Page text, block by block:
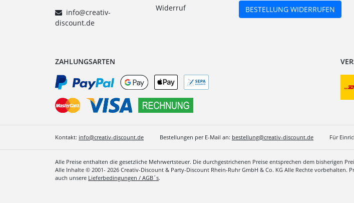
info@creativ-
discount.de
Widerruf
BESTELLUNG WIDERRUFEN
ZAHLUNGSARTEN
Kontakt: info@creativ-discount.de Bestellungen per E-Mail an: bestellung@creativ-discount.de Für
Alle Preise enthalten die gesetzliche Mehrwertsteuer. Die durchgestrichenen Preise entsprechen dem bisherigen
Alle Inhalte © 2001- 2026 Creativ-Discount & Party-Discount Rhein-Ruhr GmbH & Co. KG Alle Rechte
auch unsere Lieferbedingungen / AGB´s.